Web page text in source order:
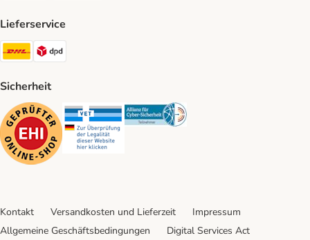
Lieferservice
DHL Shipping Method
Sicherheit
Security Security Security
Kontakt Versandkosten und Lieferzeit
Impressum
Allgemeine Geschäftsbedingungen
Digital Services Act